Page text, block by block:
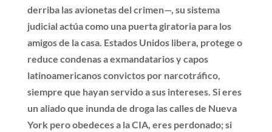
derriba las avionetas del crimen—, su sistema
judicial actúa como una puerta giratoria para los
amigos de la casa. Estados Unidos libera, protege o
reduce condenas a exmandatarios y capos
latinoamericanos convictos por narcotráfico,
siempre que hayan servido a sus intereses. Si eres
un aliado que inunda de droga las calles de Nueva
York pero obedeces a la CIA, eres perdonado; si